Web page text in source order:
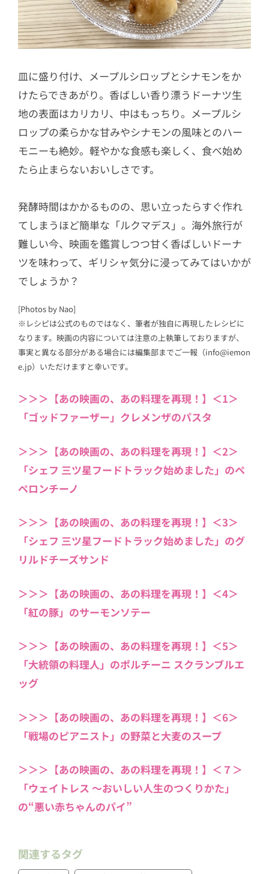
皿に盛り付け、メープルシロップとシナモンをか
けたらできあがり。香ばしい香り漂うドーナツ生
地の表面はカリカリ、中はもっちり。メープルシ
ロップの柔らかな甘みやシナモンの風味とのハー
モニーも絶妙。軽やかな食感も楽しく、食べ始め
たら止まらないおいしさです。
発酵時間はかかるものの、思い立ったらすぐ作れ
てしまうほど簡単な「ルクマデス」。海外旅行が
難しい今、映画を鑑賞しつつ甘く香ばしいドーナ
ツを味わって、ギリシャ気分に浸ってみてはいかが
でしょうか？
[Photos by Nao]
※レシピは公式のものではなく、筆者が独自に再現したレシピに
なります。映画の内容については注意の上執筆しておりますが、
事実と異なる部分がある場合には編集部までご一報（info@iemon
e.jp）いただけますと幸いです。
＞＞＞【あの映画の、あの料理を再現！】＜1＞
「ゴッドファーザー」クレメンザのパスタ
＞＞＞【あの映画の、あの料理を再現！】＜2＞
「シェフ 三ツ星フードトラック始めました」のペ
ペロンチーノ
＞＞＞【あの映画の、あの料理を再現！】＜3＞
「シェフ 三ツ星フードトラック始めました」のグ
リルドチーズサンド
＞＞＞【あの映画の、あの料理を再現！】＜4＞
「紅の豚」のサーモンソテー
＞＞＞【あの映画の、あの料理を再現！】＜5＞
「大統領の料理人」のポルチーニ スクランブルエ
ッグ
＞＞＞【あの映画の、あの料理を再現！】＜6＞
「戦場のピアニスト」の野菜と大麦のスープ
＞＞＞【あの映画の、あの料理を再現！】＜７＞
「ウェイトレス 〜おいしい人生のつくりかた」
の“悪い赤ちゃんのパイ”
関連するタグ